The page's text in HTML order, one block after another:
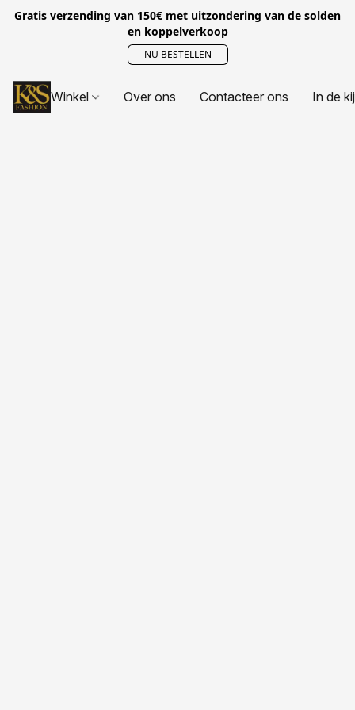
Gratis verzending van 150€ met uitzondering van de solden
en koppelverkoop
NU BESTELLEN
Winkel Over ons Contacteer ons In de